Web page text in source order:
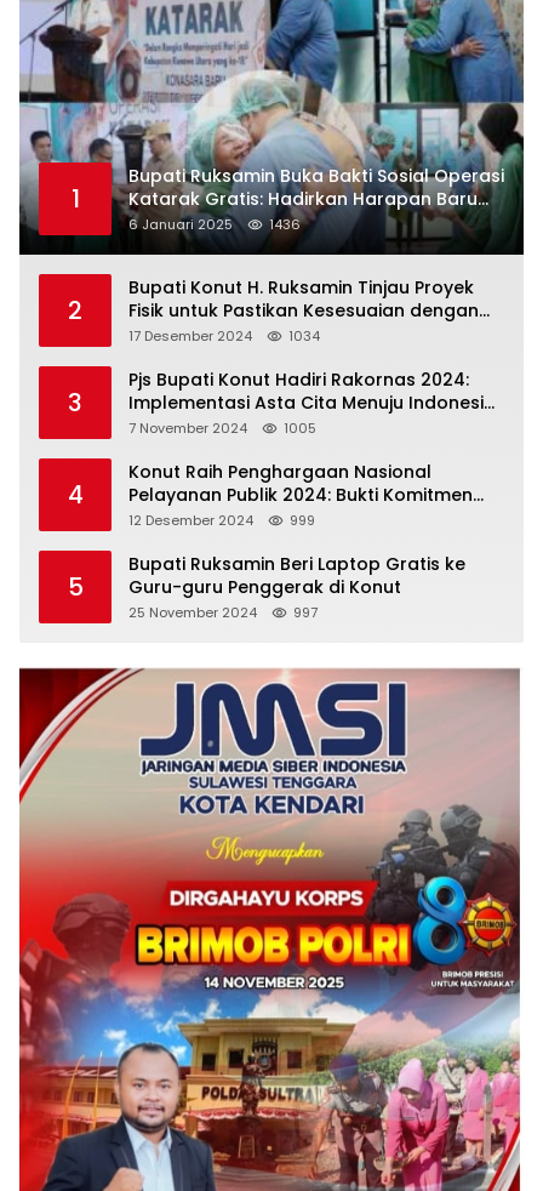
1
Bupati Ruksamin Buka Bakti Sosial Operasi
Katarak Gratis: Hadirkan Harapan Baru
bagi Masyarakat Konut
6 Januari 2025 1436
2
Bupati Konut H. Ruksamin Tinjau Proyek
Fisik untuk Pastikan Kesesuaian dengan
Perencanaan
17 Desember 2024 1034
3
Pjs Bupati Konut Hadiri Rakornas 2024:
Implementasi Asta Cita Menuju Indonesia
Emas
7 November 2024 1005
4
Konut Raih Penghargaan Nasional
Pelayanan Publik 2024: Bukti Komitmen
Menuju Pelayanan Prima
12 Desember 2024 999
5
Bupati Ruksamin Beri Laptop Gratis ke
Guru-guru Penggerak di Konut
25 November 2024 997